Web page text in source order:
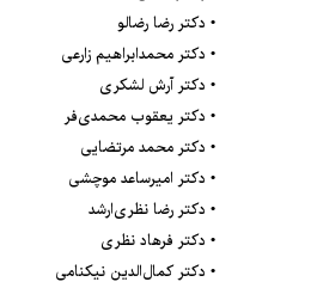
• دکتر رضا رضالو
• دکتر محمدابراهیم زارعی
• دکتر آرش لشکری
• دکتر یعقوب محمدی‌فر
• دکتر محمد مرتضایی
• دکتر امیرساعد موچشی
• دکتر رضا نظری‌ارشد
• دکتر فرهاد نظری
• دکتر کمال‌الدین نیکنامی